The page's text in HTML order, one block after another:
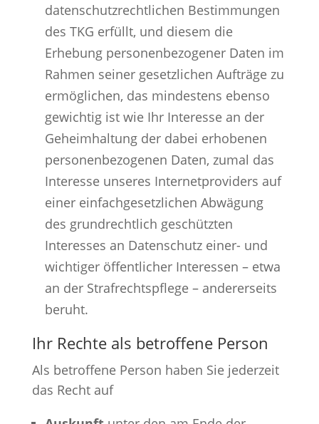
datenschutzrechtlichen Bestimmungen
des TKG erfüllt, und diesem die
Erhebung personenbezogener Daten im
Rahmen seiner gesetzlichen Aufträge zu
ermöglichen, das mindestens ebenso
gewichtig ist wie Ihr Interesse an der
Geheimhaltung der dabei erhobenen
personenbezogenen Daten, zumal das
Interesse unseres Internetproviders auf
einer einfachgesetzlichen Abwägung
des grundrechtlich geschützten
Interesses an Datenschutz einer- und
wichtiger öffentlicher Interessen – etwa
an der Strafrechtspflege – andererseits
beruht.
Ihr Rechte als betroffene Person
Als betroffene Person haben Sie jederzeit
das Recht auf